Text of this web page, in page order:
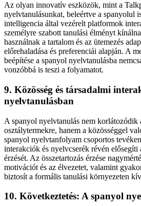
Az olyan innovatív eszközök, mint a
nyelvtanulásunkat, beleértve a spanyolul
intelligencia által vezérelt platformok
személyre szabott tanulási élményt
használnak a tartalom és az ütemezés
előrehaladása és preferenciái alapján. A
beépítése a spanyol nyelvtanulásba
vonzóbbá is teszi a folyamatot.
9. Közösség és társadalmi
nyelvtanulásban
A spanyol nyelvtanulás nem korlátozódik
osztálytermekre, hanem a közösséggel
spanyol nyelvtanfolyam csoportos
interakciók és nyelvcserék révén elősegíti
érzését. Az összetartozás érzése
motivációt és az élvezetet, valamint
biztosít a formális tanulási környezeten
10. Következtetés: A spanyol